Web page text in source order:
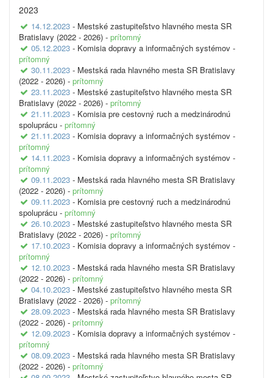
2023
14.12.2023 - Mestské zastupiteľstvo hlavného mesta SR
Bratislavy (2022 - 2026) - prítomný
05.12.2023 - Komisia dopravy a informačných systémov -
prítomný
30.11.2023 - Mestská rada hlavného mesta SR Bratislavy
(2022 - 2026) - prítomný
23.11.2023 - Mestské zastupiteľstvo hlavného mesta SR
Bratislavy (2022 - 2026) - prítomný
21.11.2023 - Komisia pre cestovný ruch a medzinárodnú
spoluprácu - prítomný
21.11.2023 - Komisia dopravy a informačných systémov -
prítomný
14.11.2023 - Komisia dopravy a informačných systémov -
prítomný
09.11.2023 - Mestská rada hlavného mesta SR Bratislavy
(2022 - 2026) - prítomný
09.11.2023 - Komisia pre cestovný ruch a medzinárodnú
spoluprácu - prítomný
26.10.2023 - Mestské zastupiteľstvo hlavného mesta SR
Bratislavy (2022 - 2026) - prítomný
17.10.2023 - Komisia dopravy a informačných systémov -
prítomný
12.10.2023 - Mestská rada hlavného mesta SR Bratislavy
(2022 - 2026) - prítomný
04.10.2023 - Mestské zastupiteľstvo hlavného mesta SR
Bratislavy (2022 - 2026) - prítomný
28.09.2023 - Mestská rada hlavného mesta SR Bratislavy
(2022 - 2026) - prítomný
12.09.2023 - Komisia dopravy a informačných systémov -
prítomný
08.09.2023 - Mestská rada hlavného mesta SR Bratislavy
(2022 - 2026) - prítomný